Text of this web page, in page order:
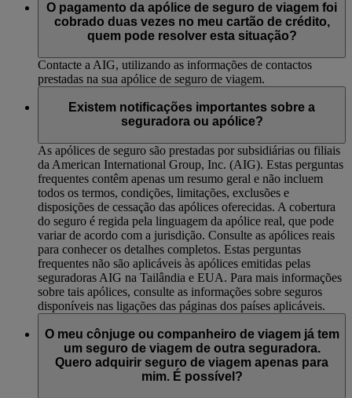
O pagamento da apólice de seguro de viagem foi
cobrado duas vezes no meu cartão de crédito,
quem pode resolver esta situação?
Contacte a AIG, utilizando as informações de contactos
prestadas na sua apólice de seguro de viagem.
Existem notificações importantes sobre a
seguradora ou apólice?
As apólices de seguro são prestadas por subsidiárias ou filiais
da American International Group, Inc. (AIG). Estas perguntas
frequentes contêm apenas um resumo geral e não incluem
todos os termos, condições, limitações, exclusões e
disposições de cessação das apólices oferecidas. A cobertura
do seguro é regida pela linguagem da apólice real, que pode
variar de acordo com a jurisdição. Consulte as apólices reais
para conhecer os detalhes completos. Estas perguntas
frequentes não são aplicáveis às apólices emitidas pelas
seguradoras AIG na Tailândia e EUA. Para mais informações
sobre tais apólices, consulte as informações sobre seguros
disponíveis nas ligações das páginas dos países aplicáveis.
O meu cônjuge ou companheiro de viagem já tem
um seguro de viagem de outra seguradora.
Quero adquirir seguro de viagem apenas para
mim. É possível?